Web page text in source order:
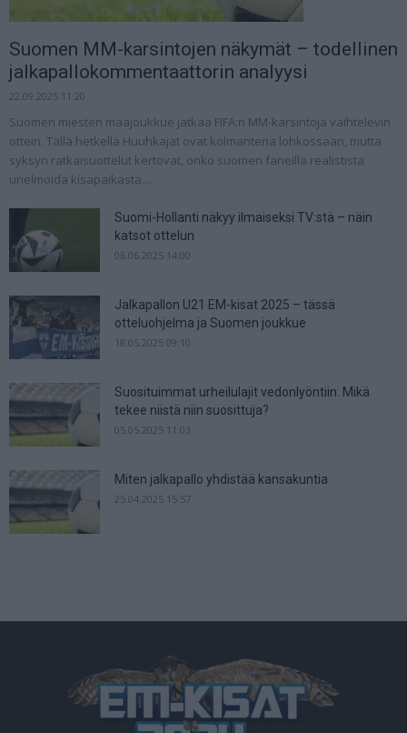
Suomen MM-karsintojen näkymät – todellinen
jalkapallokommentaattorin analyysi
22.09.2025 11:20
Suomen miesten maajoukkue jatkaa FIFA:n MM-karsintoja vaihtelevin
ottein. Tällä hetkellä Huuhkajat ovat kolmantena lohkossaan, mutta
syksyn ratkaisuottelut kertovat, onko suomen faneilla realistista
unelmoida kisapaikasta....
Suomi-Hollanti näkyy ilmaiseksi TV:stä – näin
katsot ottelun
06.06.2025 14:00
Jalkapallon U21 EM-kisat 2025 – tässä
otteluohjelma ja Suomen joukkue
18.05.2025 09:10
Suosituimmat urheilulajit vedonlyöntiin: Mikä
tekee niistä niin suosittuja?
05.05.2025 11:03
Miten jalkapallo yhdistää kansakuntia
25.04.2025 15:57